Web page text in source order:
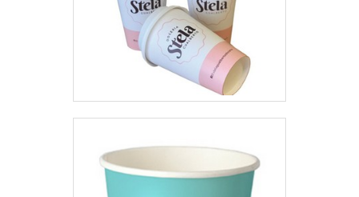
informações sobre a compra!.